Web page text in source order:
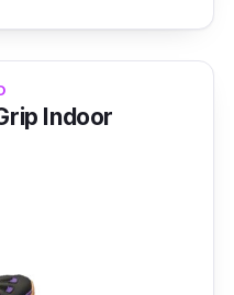
energy pad +
semasa
menggunakan
Indoor